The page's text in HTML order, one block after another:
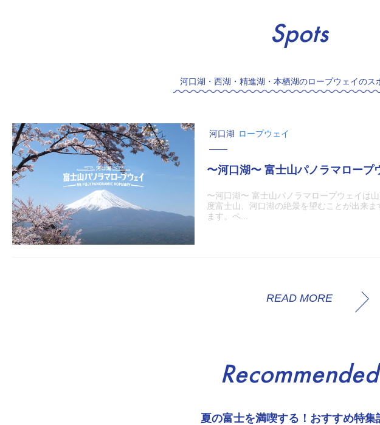
Spots
河口湖・西湖・精進湖・本栖湖のロープウェイのス
河口湖 ロープウェイ
〜河口湖〜 富士山パノラマロープ
〜河口湖〜 富士山パノラマロープウェイは
度富士山、河口湖の絶景を望むことが出来
ます。ペ...
READ MORE
Recommended
夏の富士を満喫する！おすすめ特集